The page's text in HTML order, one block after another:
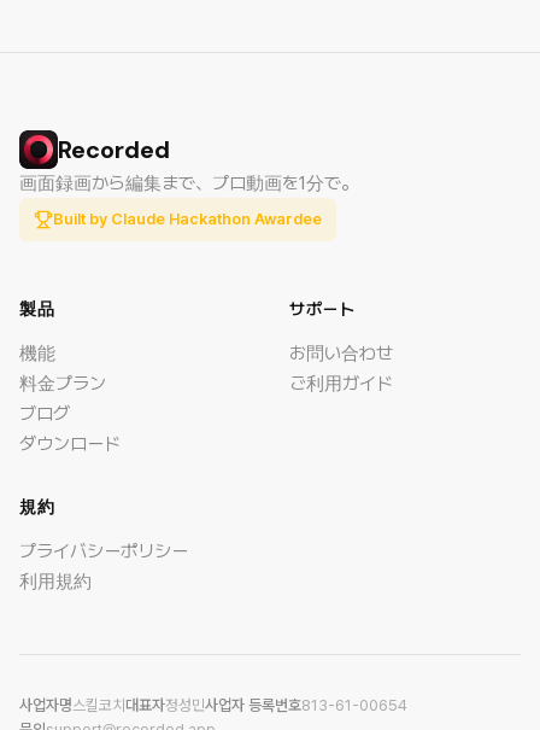
Recorded
画面録画から編集まで、プロ動画を1分で。
Built by Claude Hackathon Awardee
製品
機能
料金プラン
ブログ
ダウンロード
サポート
お問い合わせ
ご利用ガイド
規約
プライバシーポリシー
利用規約
사업자명스킬코치 대표자정성민사업자 등록번호813-61-00654